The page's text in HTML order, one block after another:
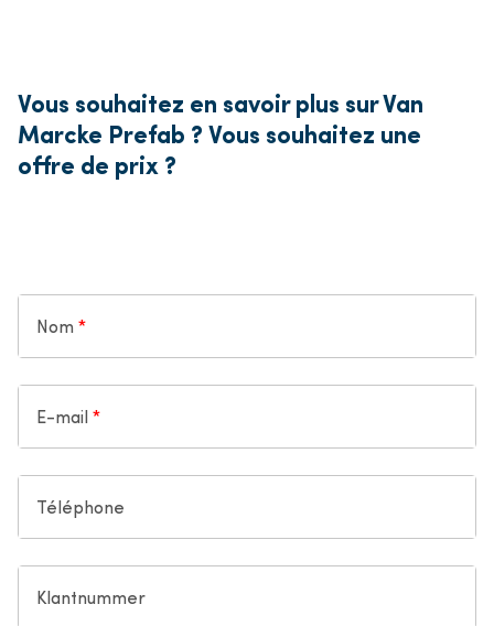
Vous souhaitez en savoir plus sur Van
Marcke Prefab ? Vous souhaitez une
offre de prix ?
Nom
E-mail
Téléphone
Klantnummer